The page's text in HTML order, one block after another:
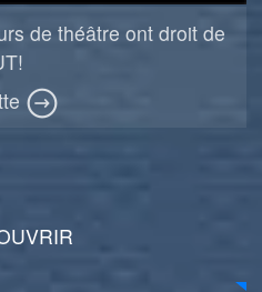
de théâtre ont droit de